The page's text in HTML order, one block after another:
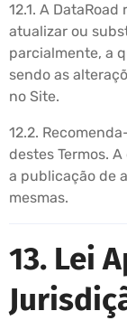
12.1. A
atualizar ou
parcialmente, a
sendo as
no Site.
12.2.
destes Termos.
a publicação de
mesmas.
13. Lei